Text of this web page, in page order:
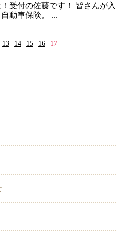
受付の佐藤です！ 皆さんが入
動車保険。 ...
13 14 15 16 17